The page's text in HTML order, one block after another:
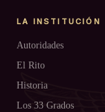
LA INSTITUCIÓN
Autoridades
El Rito
Historia
Los 33 Grados